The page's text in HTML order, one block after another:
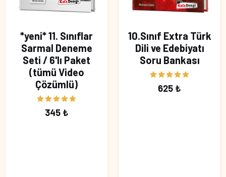
*yeni* 11. Sınıflar
Sarmal Deneme
Seti / 6'lı Paket
(tümü Video
Çözümlü)
345 ₺
10.Sınıf Extra Türk
Dili ve Edebiyatı
Soru Bankası
625 ₺